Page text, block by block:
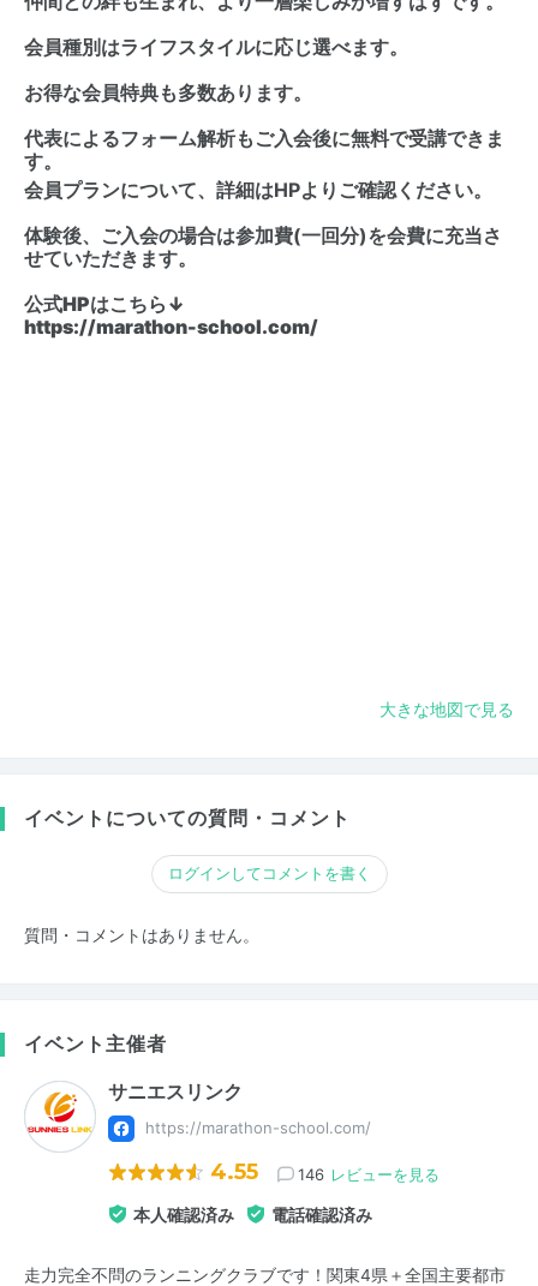
会員種別はライフスタイルに応じ選べます。
お得な会員特典も多数あります。
代表によるフォーム解析もご入会後に無料で受講できま
す。
会員プランについて、詳細はHPよりご確認ください。
体験後、ご入会の場合は参加費(一回分)を会費に充当さ
せていただきます。
公式HPはこちら↓
https://marathon-school.com/
大きな地図で見る
イベントについての質問・コメント
ログインしてコメントを書く
質問・コメントはありません。
イベント主催者
サニエスリンク
https://marathon-school.com/
4.55 146 レビューを見る
本人確認済み 電話確認済み
走力完全不問のランニングクラブです！関東4県＋全国主要都市